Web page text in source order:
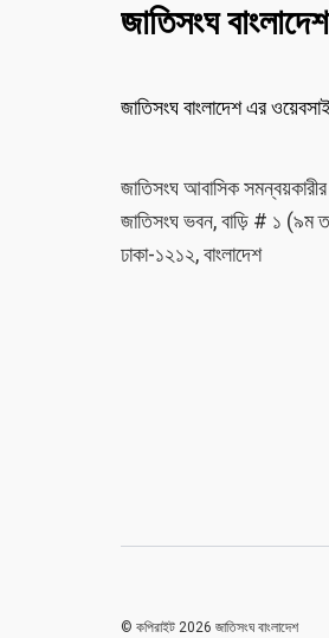
জাতিসংঘ বাংলাদেশ
জাতিসংঘ বাংলাদেশ এর
জাতিসংঘ আবাসিক সমন্বয়কারীর
জাতিসংঘ ভবন, বাড়ি # ১
ঢাকা-১২১২, বাংলাদেশ
© কপিরাইট 2026 জাতিসংঘ বাংলাদেশ